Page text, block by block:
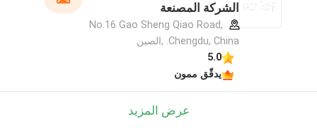
الشركة المصنعة
No.16 Gao Sheng Qiao Road,
Chengdu, China. ,الصين
5.0
يدقّق ممون
عرض المزيد